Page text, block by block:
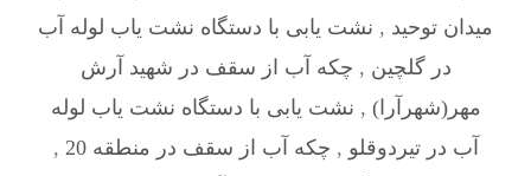
میدان توحید , نشت یابی با دستگاه نشت یاب لوله آب
در گلچین , چکه آب از سقف در شهيد آرش
مهر(شهرآرا) , نشت یابی با دستگاه نشت یاب لوله
آب در تیردوقلو , چکه آب از سقف در منطقه 20
,